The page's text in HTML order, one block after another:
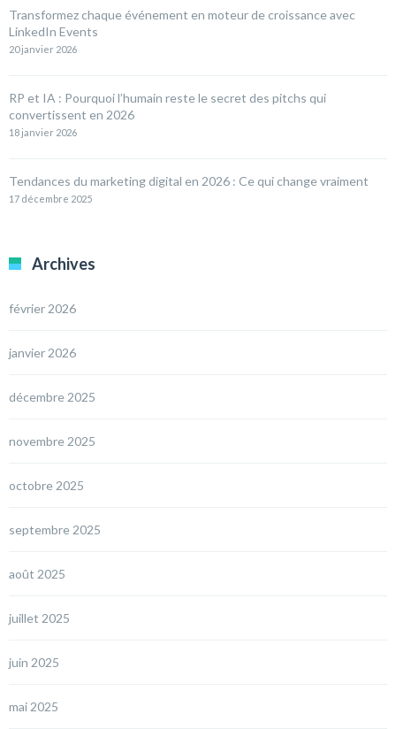
Transformez chaque événement en moteur de croissance avec
LinkedIn Events
20 janvier 2026
RP et IA : Pourquoi l’humain reste le secret des pitchs qui
convertissent en 2026
18 janvier 2026
Tendances du marketing digital en 2026 : Ce qui change vraiment
17 décembre 2025
Archives
février 2026
janvier 2026
décembre 2025
novembre 2025
octobre 2025
septembre 2025
août 2025
juillet 2025
juin 2025
mai 2025